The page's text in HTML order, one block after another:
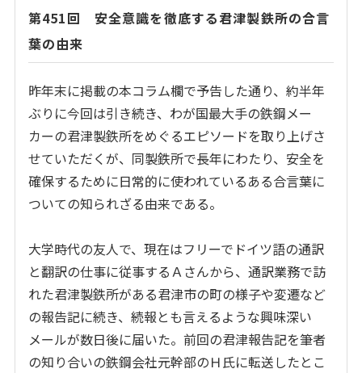
第451回 安全意識を徹底する君津製鉄所の合言
葉の由来
昨年末に掲載の本コラム欄で予告した通り、約半年
ぶりに今回は引き続き、わが国最大手の鉄鋼メー
カーの君津製鉄所をめぐるエピソードを取り上げさ
せていただくが、同製鉄所で長年にわたり、安全を
確保するために日常的に使われているある合言葉に
ついての知られざる由来である。
大学時代の友人で、現在はフリーでドイツ語の通訳
と翻訳の仕事に従事するＡさんから、通訳業務で訪
れた君津製鉄所がある君津市の町の様子や変遷など
の報告記に続き、続報とも言えるような興味深い
メールが数日後に届いた。前回の君津報告記を筆者
の知り合いの鉄鋼会社元幹部のＨ氏に転送したとこ